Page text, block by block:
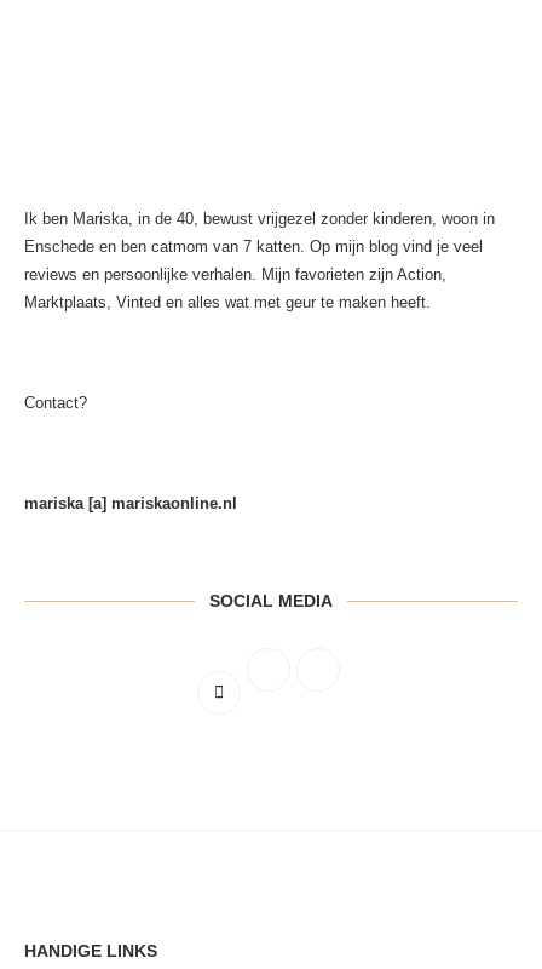
Ik ben Mariska, in de 40, bewust vrijgezel zonder kinderen, woon in
Enschede en ben catmom van 7 katten. Op mijn blog vind je veel
reviews en persoonlijke verhalen. Mijn favorieten zijn Action,
Marktplaats, Vinted en alles wat met geur te maken heeft.
Contact?
mariska [a] mariskaonline.nl
SOCIAL MEDIA
HANDIGE LINKS